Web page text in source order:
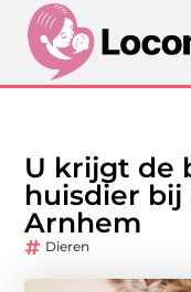
U krijgt de
huisdier bij
Arnhem
Dieren